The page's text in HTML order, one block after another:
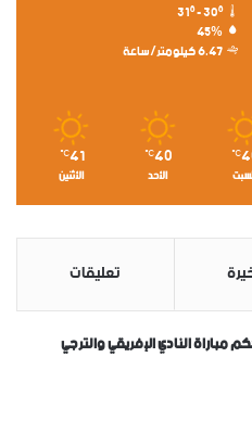
31º - 30º
45%
6.47 كيلومتر/ساعة
℃
40
℃
الأحد
41
℃
الأثنين
تعليقات
النادي الإفريقي والترجي